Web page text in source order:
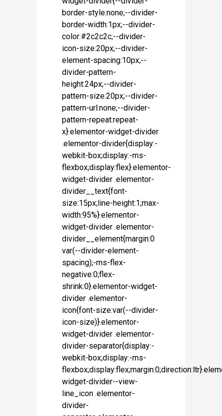
border-style:none;--divider-
border-width:1px;--divider-
color:#2c2c2c;--divider-
icon-size:20px;--divider-
element-spacing:10px;--
divider-pattern-
height:24px;--divider-
pattern-size:20px;--divider-
pattern-url:none;--divider-
pattern-repeat:repeat-
x}.elementor-widget-divider
.elementor-divider{display:-
webkit-box;display:-ms-
flexbox;display:flex}.elementor-
widget-divider .elementor-
divider__text{font-
size:15px;line-height:1;max-
width:95%}.elementor-
widget-divider .elementor-
divider__element{margin:0
var(--divider-element-
spacing);-ms-flex-
negative:0;flex-
shrink:0}.elementor-widget-
divider .elementor-
icon{font-size:var(--divider-
icon-size)}.elementor-
widget-divider .elementor-
divider-separator{display:-
webkit-box;display:-ms-
widget-divider--view-
line_icon .elementor-
divider-